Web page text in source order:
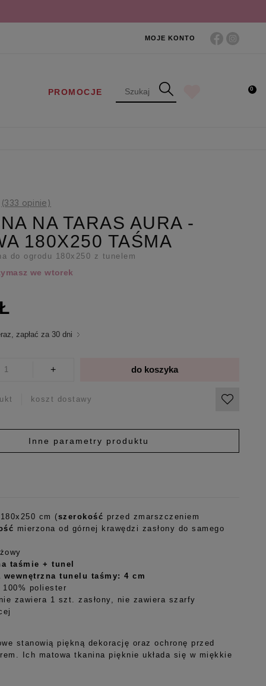
MOJE KONTO
PROMOCJE 0
(333 opinie)
NA TARAS AURA -
180X250 TAŚMA
do ogrodu 180x250 z tunelem
we wtorek
zapłać za 30 dni
+ do koszyka
koszt dostawy
Inne parametry produktu
cm (szerokość przed zmarszczeniem
mierzona od górnej krawędzi zasłony do samego
taśmie + tunel
wewnętrzna tunelu taśmy: 4 cm
100% poliester
zawiera 1 szt. zasłony, nie zawiera szarfy
stanowią piękną dekorację oraz ochronę przed
Ich matowa tkanina pięknie układa się w miękkie